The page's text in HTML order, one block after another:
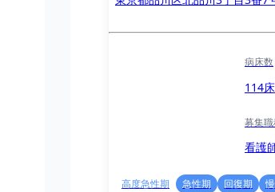
病床数
114床
募集
看護
高度急性期 急性期 回復期